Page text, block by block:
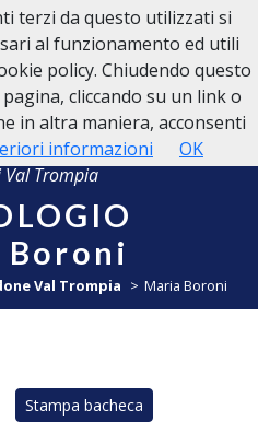
Val Trompia
Boroni
Val Trompia Maria Boroni
Stampa bacheca
terzi da questo utilizzati si
al funzionamento ed utili
policy. Chiudendo questo
cliccando su un link o
in altra maniera, acconsenti
informazioni OK